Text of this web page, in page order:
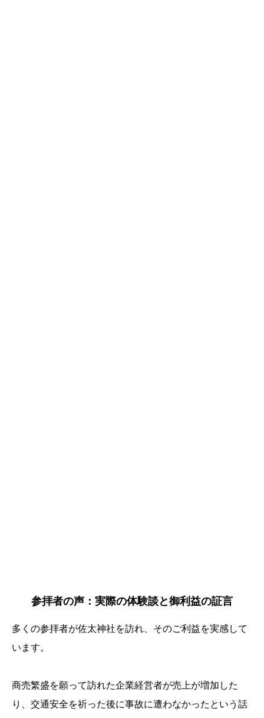
参拝者の声：実際の体験談と御利益の証言
多くの参拝者が佐太神社を訪れ、そのご利益を実感して
います。
商売繁盛を願って訪れた企業経営者が売上が増加した
り、交通安全を祈った後に事故に遭わなかったという話